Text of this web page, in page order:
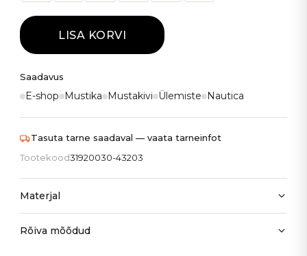
LISA KORVI
Saadavus
E-shop Mustika Mustakivi Ülemiste Nautica
Tasuta tarne saadaval — vaata tarneinfot
Tootekood31920030-43203
Materjal
Rõiva mõõdud